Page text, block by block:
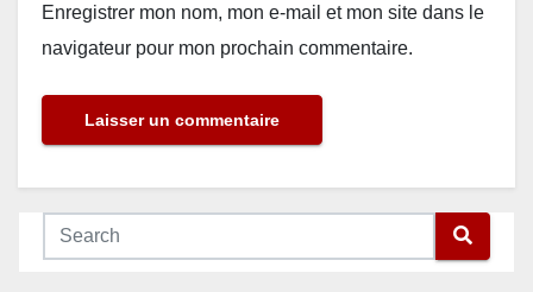
Enregistrer mon nom, mon e-mail et mon site dans le
navigateur pour mon prochain commentaire.